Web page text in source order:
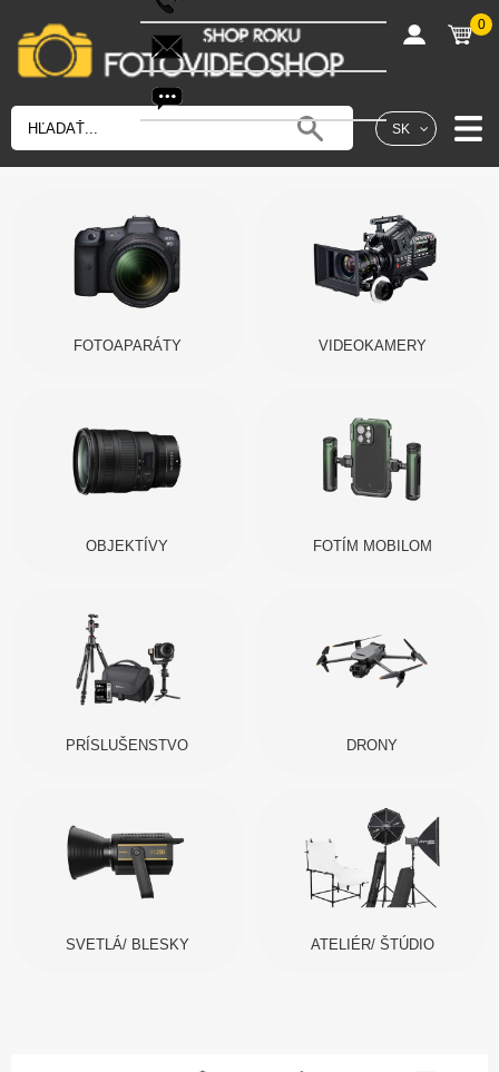
SK
shop@fotovideoshop.sk
0
FOTOAPARÁTY VIDEOKAMERY
OBJEKTÍVY FOTÍM MOBILOM
PRÍSLUŠENSTVO DRONY
SVETLÁ/ BLESKY ATELIÉR/ ŠTÚDIO